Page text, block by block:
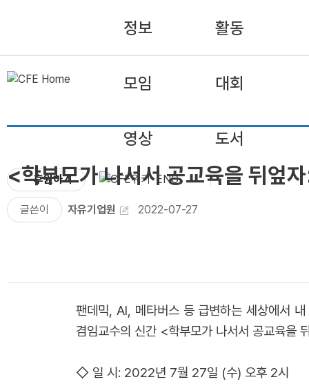
정보 활동
모임 대회
영상 도서
후원하기 ENG
<학부모가 나서서 공교육을 뒤엎
글쓴이 자유기업원 2022-07-27
팬데믹, AI, 메타버스 등 급변하는 세상에서
겸임교수의 신간 <학부모가 나서서 공교육을
◇ 일 시: 2022년 7월 27일 (수) 오후 2시